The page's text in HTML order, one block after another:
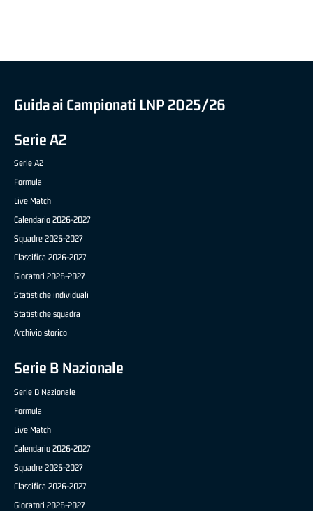
Guida ai Campionati LNP 2025/26
Serie A2
Serie A2
Formula
Live Match
Calendario 2026-2027
Squadre 2026-2027
Classifica 2026-2027
Giocatori 2026-2027
Statistiche individuali
Statistiche squadra
Archivio storico
Serie B Nazionale
Serie B Nazionale
Formula
Live Match
Calendario 2026-2027
Squadre 2026-2027
Classifica 2026-2027
Giocatori 2026-2027